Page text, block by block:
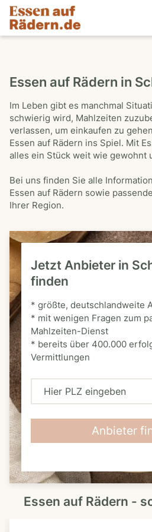
Essen auf Rädern in
Im Leben gibt es manchmal
schwierig wird, Mahlzeiten
verlassen, um einkaufen zu
Essen auf Rädern ins Spiel. Mit
alles ein Stück weit wie gewohnt
Bei uns finden Sie alle
Essen auf Rädern sowie
Ihrer Region.
Jetzt Anbieter in
finden
* größte, deutschlandweite
* mit wenigen Fragen zum
Mahlzeiten-Dienst
* bereits über 400.000
Vermittlungen
H
L
Z
Anbieter
Essen auf Rädern -